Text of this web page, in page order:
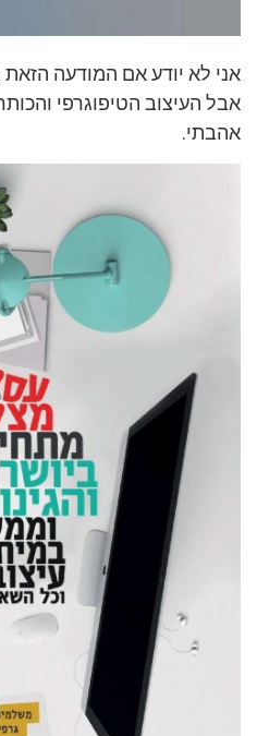
אני לא יודע אם המודעה
אבל העיצוב הטיפוגרפי
אהבתי.